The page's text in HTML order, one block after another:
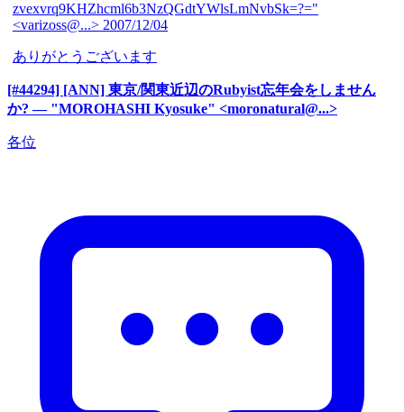
zvexvrq9KHZhcml6b3NzQGdtYWlsLmNvbSk=?="
<varizoss@...> 2007/12/04
ありがとうございます
[#44294] [ANN] 東京/関東近辺のRubyist忘年会をしません
か? — "MOROHASHI Kyosuke" <moronatural@...>
各位